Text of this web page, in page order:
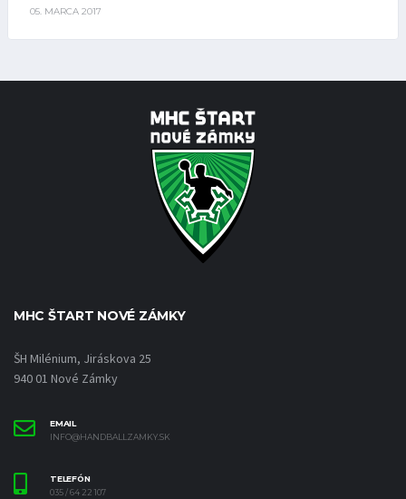
05. MARCA 2017
MHC ŠTART NOVÉ ZÁMKY
ŠH Milénium, Jiráskova 25
940 01 Nové Zámky
EMAIL
INFO@HANDBALLZAMKY.SK
TELEFÓN
035 / 64 22 107